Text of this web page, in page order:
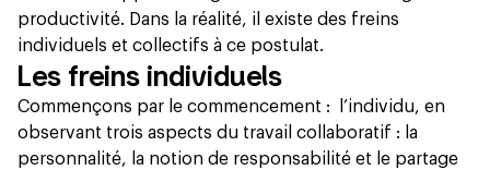
productivité. Dans la réalité, il existe des freins
individuels et collectifs à ce postulat.
Les freins individuels
Commençons par le commencement : l’individu, en
observant trois aspects du travail collaboratif : la
personnalité, la notion de responsabilité et le partage